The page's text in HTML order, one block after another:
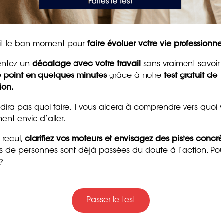
ou un service d’aide par le travail, vers le
(CRP).
de travail aménagées en fonction de votre
d’unevalidation des acquis de l’expérience
particulière auprès du médecin du travail (surveillance
pour l’insertion professionnelle des personnes
poste de travail (fauteuil ergonomique…), une
auditif, visuel…) et des aides à la mobilité
sur-mesure avec ORIENTACTION
sereine et constructive :
confiance en vous, votre audace, votre motivation,
50 messages
pour raviver la
le bon moment pour faire évoluer votre vie
un décalage avec votre travail sans vraiment
point en quelques minutesgrâce à notre test gratuit de
dira pas quoi faire. Il vous aidera à comprendre vers quoi
envie d’aller.
recul, clarifiez vos moteurs et envisagez des pistes
de personnes sont déjà passées du doute à l’action.
Passer le test